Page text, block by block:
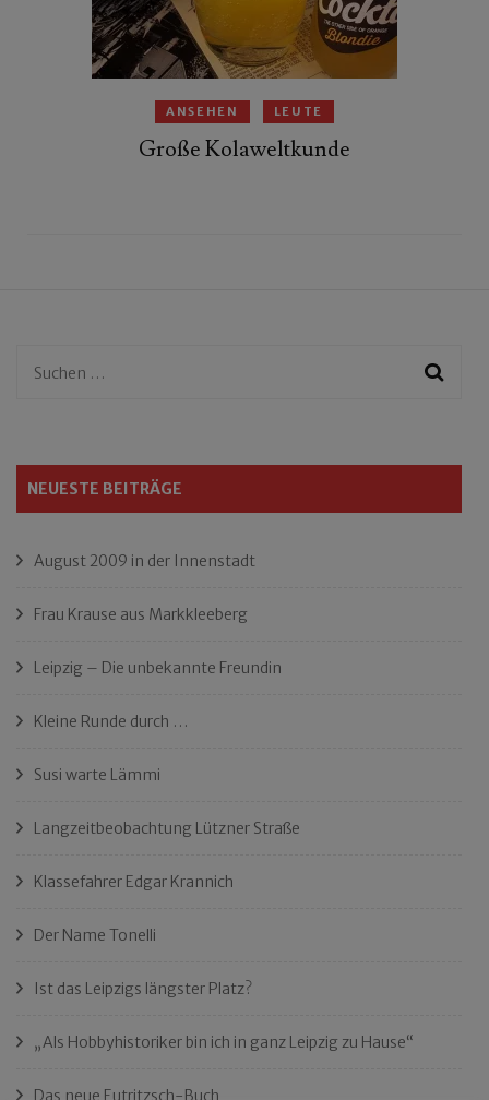
ANSEHEN LEUTE
Große Kolaweltkunde
Suchen
NEUESTE BEITRÄGE
August 2009 in der Innenstadt
Frau Krause aus Markkleeberg
Leipzig – Die unbekannte Freundin
Kleine Runde durch …
Susi warte Lämmi
Langzeitbeobachtung Lützner Straße
Klassefahrer Edgar Krannich
Der Name Tonelli
Ist das Leipzigs längster Platz?
„Als Hobbyhistoriker bin ich in ganz Leipzig zu Hause“
Das neue Eutritzsch-Buch